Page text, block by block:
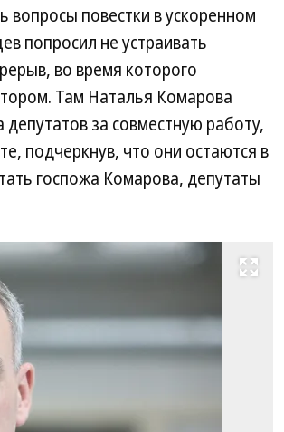
вопросы повестки в ускоренном
попросил не устраивать
во время которого
Там Наталья Комарова
за совместную работу,
подчеркнув, что они остаются в
госпожа Комарова, депутаты
Развернуть на весь экран